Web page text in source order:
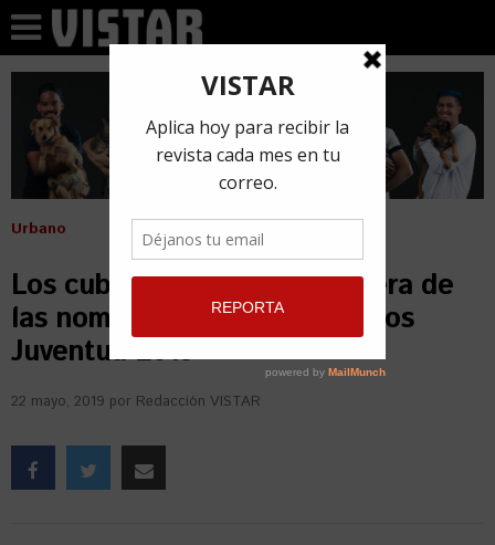
Urbano
Los cubanos se quedaron fuera de
las nominaciones a los Premios
Juventud 2019
22 mayo, 2019 por Redacción VISTAR